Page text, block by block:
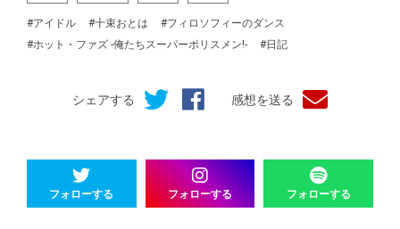
フォローする フォローする フォローする
#アイドル #十束おとは
#フィロソフィーのダンス
#ホット・ファズ -俺たちスーパーポリスメン!-
#日記
シェアする 感想を送る